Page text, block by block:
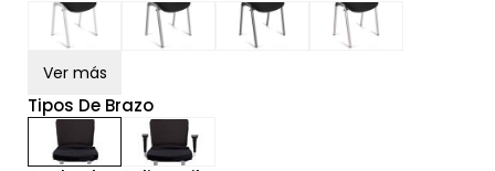
Ver más
Tipos De Brazo